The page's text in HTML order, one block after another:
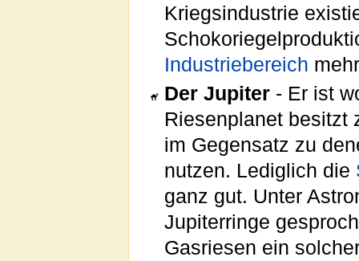
Kriegsindustrie
Industriebereich
Der Jupiter - Er ist
Riesenplanet besitzt
im Gegensatz zu
nutzen. Lediglich die
ganz gut. Unter
Jupiterringe
Gasriesen ein